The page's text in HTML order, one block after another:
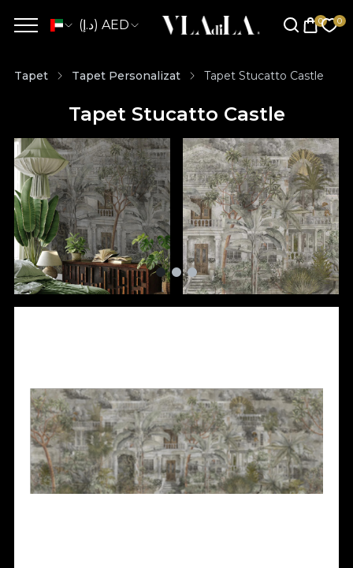
(د.إ) AED
Tapet Tapet Personalizat Tapet Stucatto Castle
Tapet Stucatto Castle